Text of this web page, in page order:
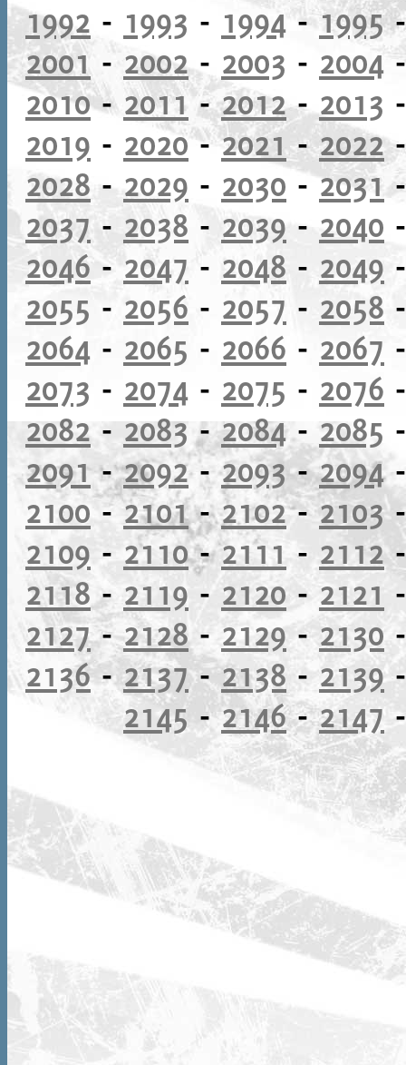
1992 - 1993 - 1994-1995
2001 - 2002- 2003 - 2004
2010- 2011-2012- 2013
2019 - 2020-2021-2022
2028 - 2029 - 2030 -2031
2037- 2038 - 2039 - 2040
2046-2047 - 2048 - 2049
2055 - 2056 - 2057 - 2058
2064 - 2065 - 2066 - 2067
2073 - 2074 - 2075 - 2076
2082- 2083-2084- 2085
2091-2092-2093-2094
2100-2101-2102-2103
2109 - 2110-2111 - 2112
2118- 2119 - 2120 - 2121
2127-2128- 2129-2130
2136-2137-2138-2139
2145 -2146-2147